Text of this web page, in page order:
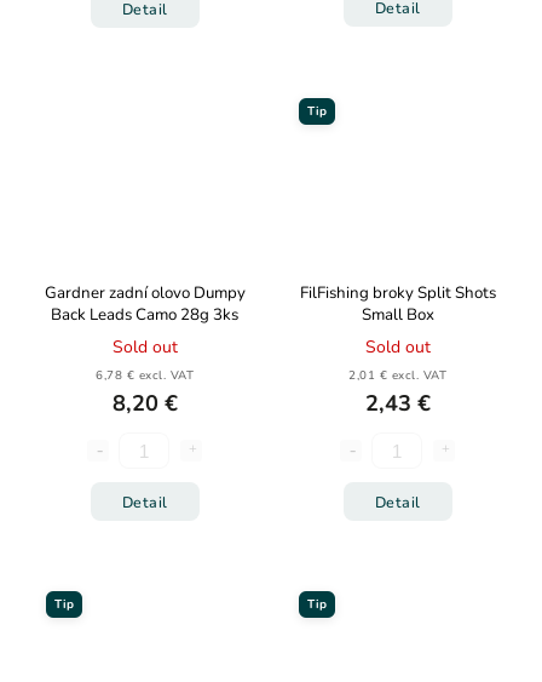
Detail Detail
Gardner zadní olovo Dumpy
Back Leads Camo 28g 3ks
Sold out
6,78 € excl. VAT
8,20 €
Detail
Tip
FilFishing broky Split Shots
Small Box
Sold out
2,01 € excl. VAT
2,43 €
Detail
Tip Tip